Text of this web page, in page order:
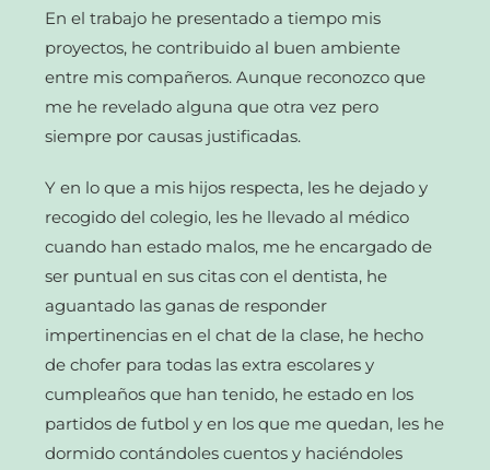
En el trabajo he presentado a tiempo mis
proyectos, he contribuido al buen ambiente
entre mis compañeros. Aunque reconozco que
me he revelado alguna que otra vez pero
siempre por causas justificadas.
Y en lo que a mis hijos respecta, les he dejado y
recogido del colegio, les he llevado al médico
cuando han estado malos, me he encargado de
ser puntual en sus citas con el dentista, he
aguantado las ganas de responder
impertinencias en el chat de la clase, he hecho
de chofer para todas las extra escolares y
cumpleaños que han tenido, he estado en los
partidos de futbol y en los que me quedan, les he
dormido contándoles cuentos y haciéndoles